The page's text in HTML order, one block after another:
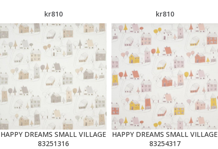
kr810 kr810
HAPPY DREAMS SMALL VILLAGE
83251316
HAPPY DREAMS SMALL VILLAGE
83254317